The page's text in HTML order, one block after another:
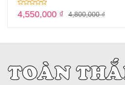
4,800,000₫
4,550,000 ₫